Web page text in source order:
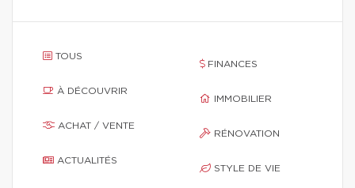
TOUS
À DÉCOUVRIR
ACHAT / VENTE
ACTUALITÉS
FINANCES
IMMOBILIER
RÉNOVATION
STYLE DE VIE